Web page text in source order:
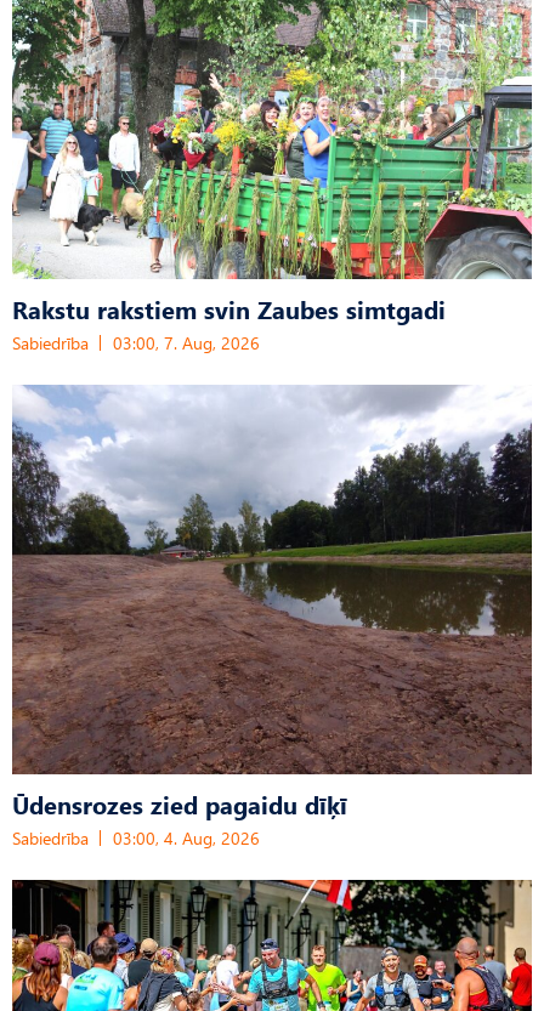
Rakstu rakstiem svin Zaubes simtgadi
Sabiedrība 03:00, 7. Aug, 2026
Ūdensrozes zied pagaidu dīķī
Sabiedrība 03:00, 4. Aug, 2026